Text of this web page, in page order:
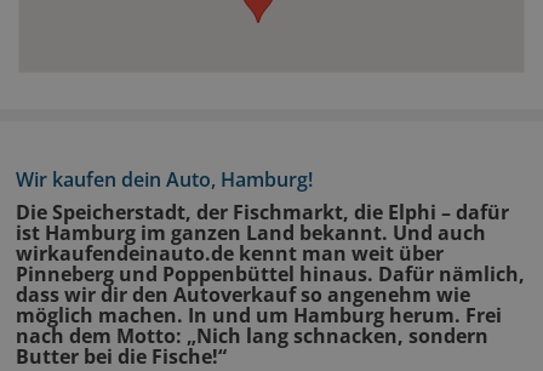
Wir kaufen dein Auto, Hamburg!
Die Speicherstadt, der Fischmarkt, die Elphi – dafür
ist Hamburg im ganzen Land bekannt. Und auch
wirkaufendeinauto.de kennt man weit über
Pinneberg und Poppenbüttel hinaus. Dafür nämlich,
dass wir dir den Autoverkauf so angenehm wie
möglich machen. In und um Hamburg herum. Frei
nach dem Motto: „Nich lang schnacken, sondern
Butter bei die Fische!“